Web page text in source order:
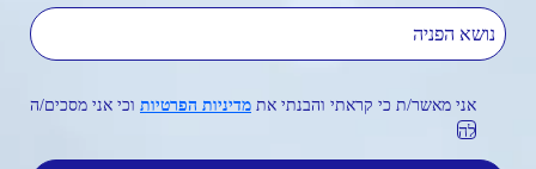
נושא הפניה
אני מאשר/ת כי קראתי והבנתי את מדיניות הפרטיות וכי אני מסכים/ה
לה